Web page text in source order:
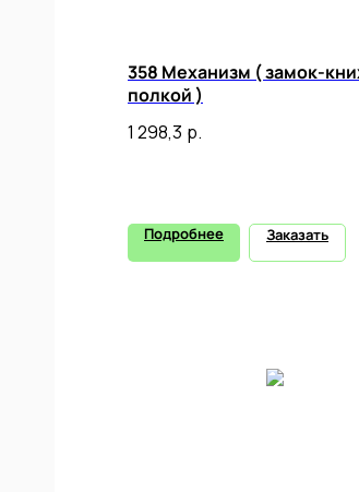
358 Механизм ( замок-
полкой )
1 298,3 р.
Подробнее Заказать